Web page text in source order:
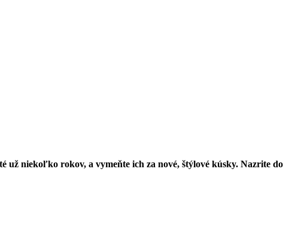
už niekoľko rokov, a vymeňte ich za nové, štýlové kúsky. Nazrite do